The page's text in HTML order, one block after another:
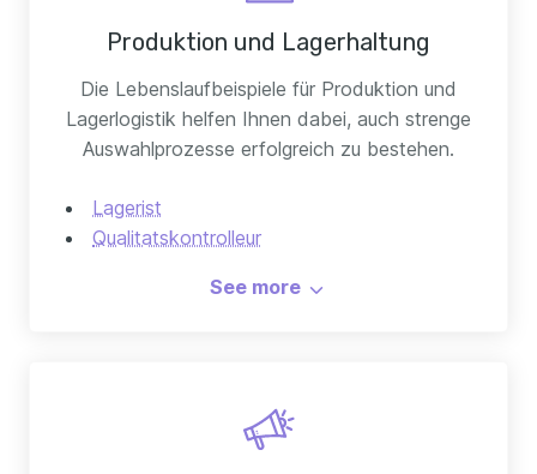
Produktion und Lagerhaltung
Die Lebenslaufbeispiele für Produktion und
Lagerlogistik helfen Ihnen dabei, auch strenge
Auswahlprozesse erfolgreich zu bestehen.
Lagerist
Qualitatskontrolleur
See more